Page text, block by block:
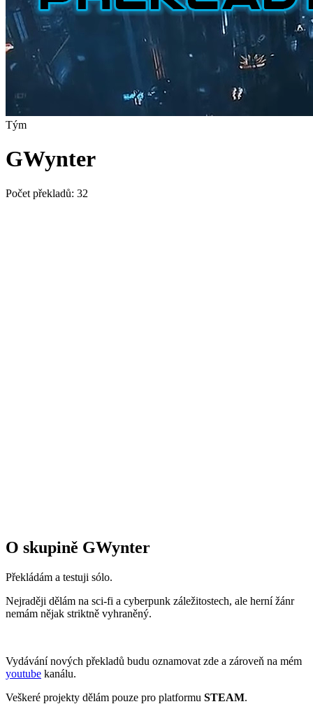
Tým
GWynter
Počet překladů: 32
O skupině GWynter
Překládám a testuji sólo.
Nejraději dělám na sci-fi a cyberpunk záležitostech, ale herní žánr
nemám nějak striktně vyhraněný.
Vydávání nových překladů budu oznamovat zde a zároveň na mém
youtube kanálu.
Veškeré projekty dělám pouze pro platformu STEAM.